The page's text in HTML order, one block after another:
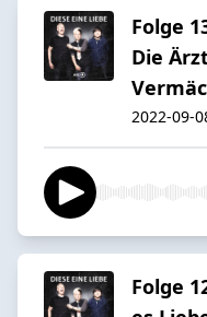
Folge
Die
2022-09-
Folge